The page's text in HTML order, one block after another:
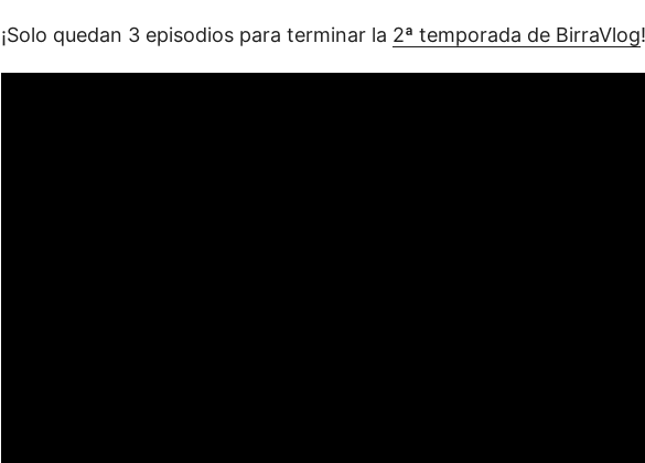
¡Solo quedan 3 episodios para terminar la 2ª temporada de BirraVlog!